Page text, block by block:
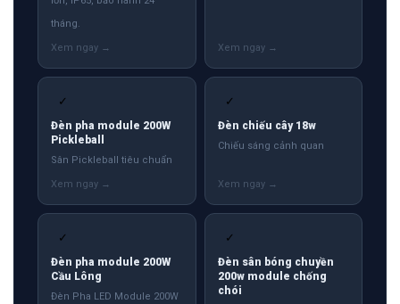
tháng.
✓
Đèn pha module 200W
Pickleball
Sân Pickleball tiêu chuẩn
✓
Đèn chiếu cây 18w
Chiếu sáng cảnh quan
✓
Đèn pha module 200W
Cầu Lông
Đèn Pha LED Module 200W
✓
Đèn sân bóng chuyền
200w module chống
chói